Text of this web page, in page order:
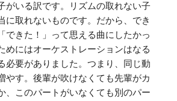
がいる訳です。リズムの取れない子
に取れないものです。だから、でき
できた！」って思える曲にしたかっ
めにはオーケストレーションはなる
必要がありました。つまり、同じ動
やす。後輩が吹けなくても先輩がカ
、このパートがいなくても別のパー